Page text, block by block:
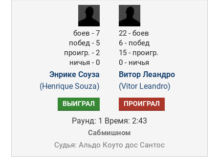
боев - 7
побед - 5
проигр. - 2
ничья - 0
Энрике Соуза
(Henrique Souza)
22 - боев
6 - побед
15 - проигр.
0 - ничья
Витор Леандро
(Vitor Leandro)
ВЫИГРАЛ ПРОИГРАЛ
Раунд: 1 Время: 2:43
Сабмишном
Судья: Альдо Коуто дос Сантос